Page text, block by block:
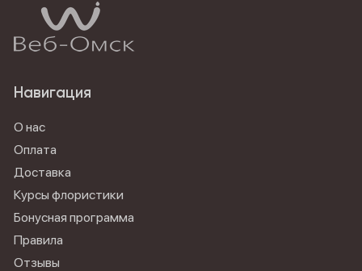
Навигация
О нас
Оплата
Доставка
Курсы флористики
Бонусная программа
Правила
Отзывы